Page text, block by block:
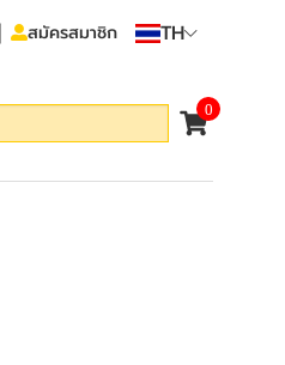
สมัครสมาชิก TH
0